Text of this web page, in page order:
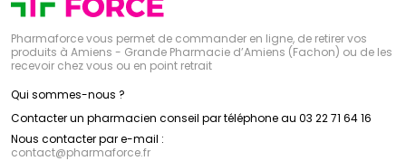
Pharmaforce vous permet de commander en ligne, de retirer vos
produits à Amiens - Grande Pharmacie d’Amiens (Fachon) ou de les
recevoir chez vous ou en point retrait
Qui sommes-nous ?
Contacter un pharmacien conseil par téléphone au 03 22 71 64 16
Nous contacter par e-mail :
contact@pharmaforce.fr